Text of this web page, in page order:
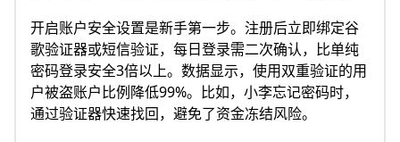
开启账户安全设置是新手第一步。注册后立即绑定谷
歌验证器或短信验证，每日登录需二次确认，比单纯
密码登录安全3倍以上。数据显示，使用双重验证的用
户被盗账户比例降低99%。比如，小李忘记密码时，
通过验证器快速找回，避免了资金冻结风险。​